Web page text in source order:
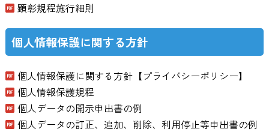
顕彰規程施行細則
個人情報保護に関する方針
個人情報保護に関する方針【プライバシーポリシー】
個人情報保護規程
個人データの開示申出書の例
個人データの訂正、追加、削除、利用停止等申出書の例